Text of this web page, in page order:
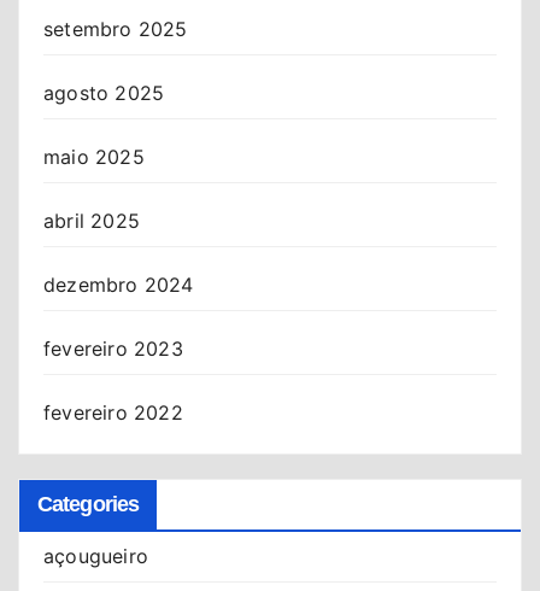
setembro 2025
agosto 2025
maio 2025
abril 2025
dezembro 2024
fevereiro 2023
fevereiro 2022
Categories
açougueiro